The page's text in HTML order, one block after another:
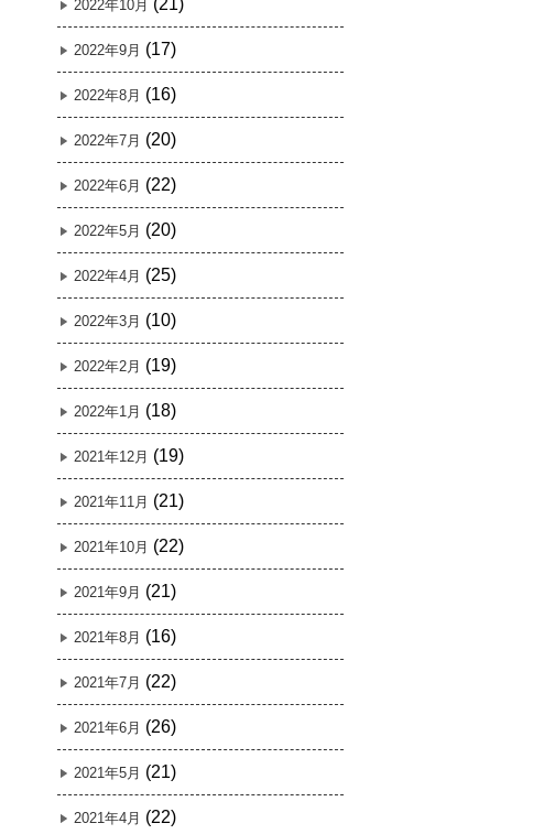
2022年10月 (21)
2022年9月 (17)
2022年8月 (16)
2022年7月 (20)
2022年6月 (22)
2022年5月 (20)
2022年4月 (25)
2022年3月 (10)
2022年2月 (19)
2022年1月 (18)
2021年12月 (19)
2021年11月 (21)
2021年10月 (22)
2021年9月 (21)
2021年8月 (16)
2021年7月 (22)
2021年6月 (26)
2021年5月 (21)
2021年4月 (22)